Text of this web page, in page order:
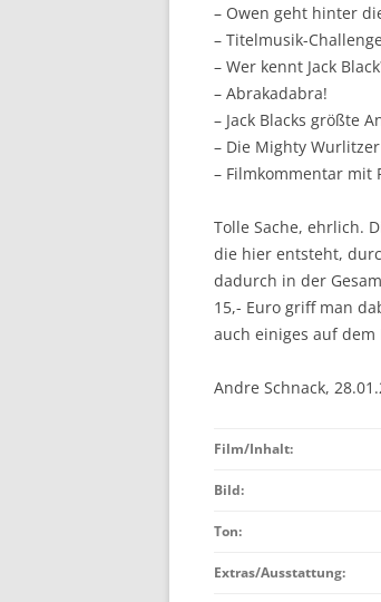
– Owen geht hinter
– Titelmusik-Challenge
– Wer kennt Jack
– Abrakadabra!
– Jack Blacks größte
– Die Mighty Wurlitzer
– Filmkommentar mit
Tolle Sache, ehrlich.
die hier entsteht,
dadurch in der
15,- Euro griff man
auch einiges auf
Andre Schnack,
Film/Inhalt:
Bild:
Ton:
Extras/Ausstattung: